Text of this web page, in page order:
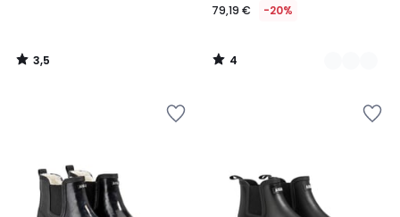
3,5
/
79,19 € -20%
4
/